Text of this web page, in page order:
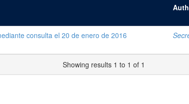
consulta el 20 de enero de 2016
Showing results 1 to 1 of 1